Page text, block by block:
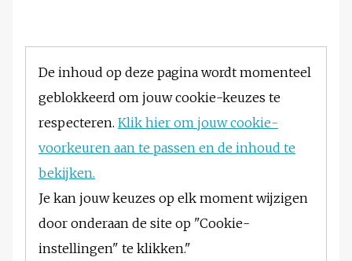
De inhoud op deze pagina wordt momenteel
geblokkeerd om jouw cookie-keuzes te
respecteren. Klik hier om jouw cookie-
voorkeuren aan te passen en de inhoud te
bekijken.
Je kan jouw keuzes op elk moment wijzigen
door onderaan de site op "Cookie-
instellingen" te klikken."